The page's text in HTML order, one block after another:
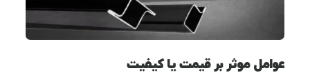
عوامل موثر بر قیمت یا کیفیت